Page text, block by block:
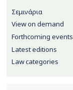
Σεμινάρια
View on demand
Forthcoming events
Latest editions
Law categories